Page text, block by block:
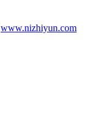
www.nizhiyun.com